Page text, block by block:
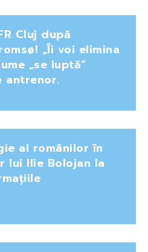
Cluj după
„Îi voi elimina
„se luptă”
antrenor.
al românilor în
lui Ilie Bolojan la